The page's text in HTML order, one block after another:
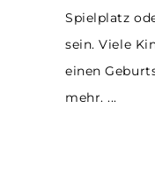
Spielplatz
sein. Viele
einen
mehr.